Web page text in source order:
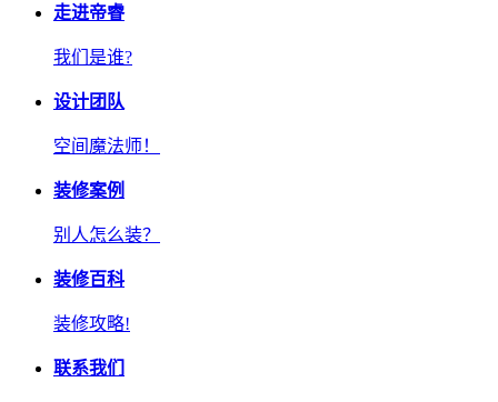
走进帝睿
我们是谁?
设计团队
空间魔法师！
装修案例
别人怎么装？
装修百科
装修攻略!
联系我们